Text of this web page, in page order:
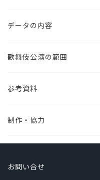
データの内容
歌舞伎公演の範囲
参考資料
制作・協力
お問い合せ